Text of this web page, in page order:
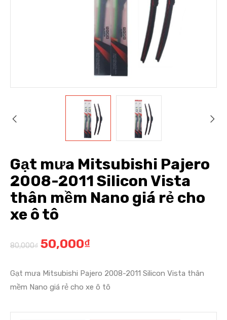
Gạt mưa Mitsubishi Pajero
2008-2011 Silicon Vista
thân mềm Nano giá rẻ cho
xe ô tô
80,000₫ 50,000₫
Gạt mưa Mitsubishi Pajero 2008-2011 Silicon Vista thân
mềm Nano giá rẻ cho xe ô tô